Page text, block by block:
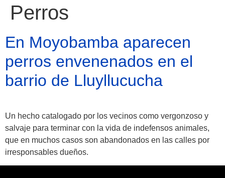
Moyobamba, está
lleno de atractivos
Perros
En Moyobamba aparecen
perros envenenados en el
barrio de Lluyllucucha
Un hecho catalogado por los vecinos como vergonzoso y
salvaje para terminar con la vida de indefensos animales,
que en muchos casos son abandonados en las calles por
irresponsables dueños.